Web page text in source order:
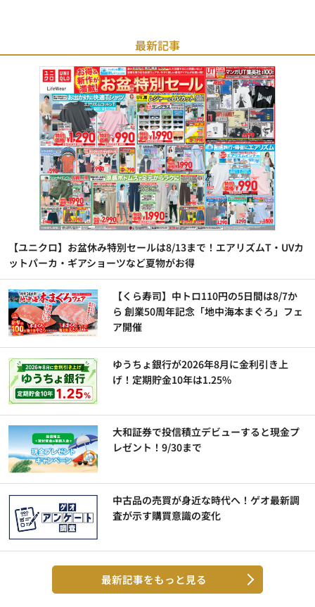
最新記事
【ユニクロ】お盆休み特別セールは8/13まで！エアリズムT・UVカ
ットパーカ・ギアショーツなど夏物がお得
【くら寿司】中トロ110円の5日間は8/7か
ら 創業50周年記念「地中海本まぐろ」フェ
ア開催
ゆうちょ銀行が2026年8月に金利引き上
げ！定期貯金10年は1.25%
大和証券で投信積立デビューすると現金プ
レゼント！9/30まで
中古品の売買が身近な時代へ！ゲオ最新調
査が示す購買意識の変化
最新記事をもっと見る